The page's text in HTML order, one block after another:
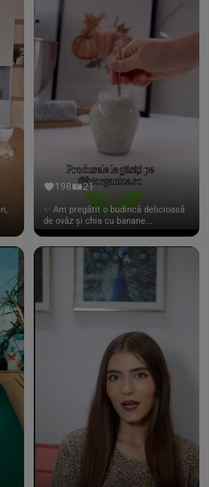
198 21
✨ Am pregătit o budincă delicioasă
de ovăz și chia cu banane...